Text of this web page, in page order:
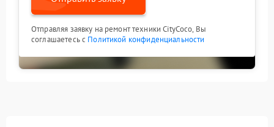
Отправляя заявку на ремонт техники CityCoco, Вы
соглашаетесь с Политикой конфиденциальности